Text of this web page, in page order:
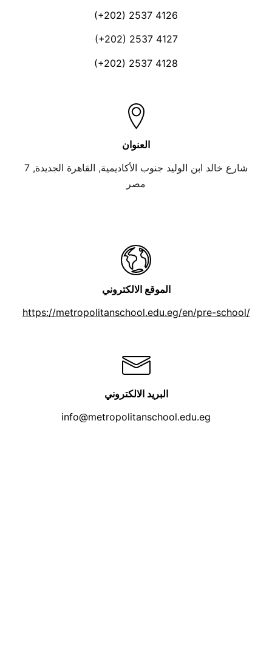
(+202) 2537 4126
(+202) 2537 4127
(+202) 2537 4128
العنوان
7 شارع خالد ابن الوليد جنوب الأكاديمية, القاهرة الجديدة,
مصر
الموقع الالكتروني
https://metropolitanschool.edu.eg/en/pre-school/
البريد الالكتروني
info@metropolitanschool.edu.eg